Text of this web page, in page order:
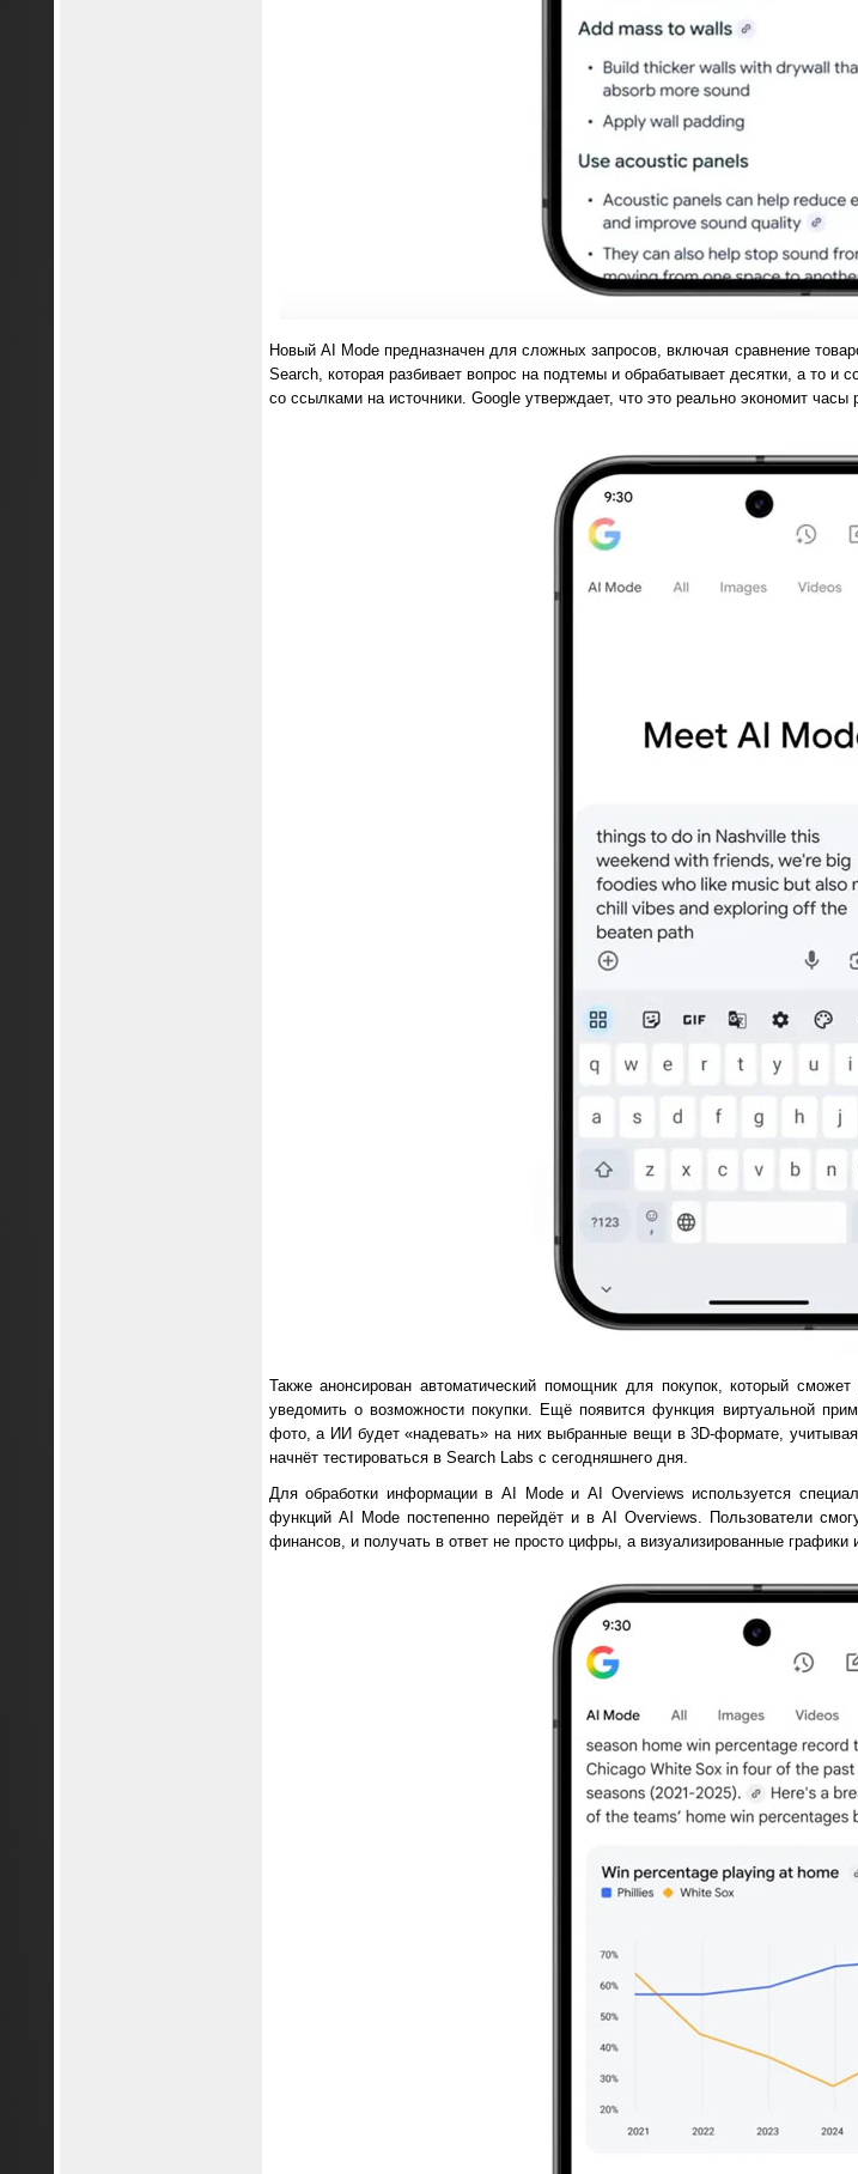
Новый AI Mode предназначен для сложных запросов, включая сравнение
Search, которая разбивает вопрос на подтемы и обрабатывает десятки, а то и
со ссылками на источники. Google утверждает, что это реально экономит часы
Также анонсирован автоматический помощник для покупок, который
уведомить о возможности покупки. Ещё появится функция виртуальной
фото, а ИИ будет «надевать» на них выбранные вещи в 3D-формате,
начнёт тестироваться в Search Labs с сегодняшнего дня.
Для обработки информации в AI Mode и AI Overviews используется
функций AI Mode постепенно перейдёт и в AI Overviews. Пользователи
финансов, и получать в ответ не просто цифры, а визуализированные графики